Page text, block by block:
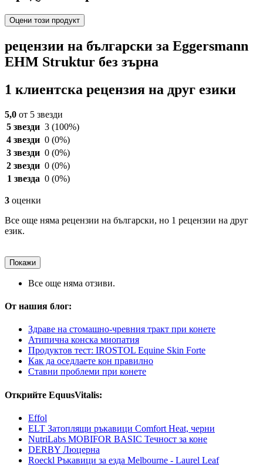
Оцени този продукт
рецензии на български за Eggersmann
EHM Struktur без зърна
1 клиентска рецензия на друг езики
5,0 от 5 звезди
5 звезди 3 (100%)
4 звезди 0 (0%)
3 звезди 0 (0%)
2 звезди 0 (0%)
1 звезда 0 (0%)
3 оценки
Все още няма рецензии на български, но 1 рецензии на друг
език.
Покажи
Все още няма отзиви.
От нашия блог:
Здраве на стомашно-чревния тракт при конете
Атипична конска миопатия
Продуктов тест: IROSTOL Equine Skin Forte
Как да оседлаете кон правилно
Ставни проблеми при конете
Открийте EquusVitalis:
Effol
ELT Затоплящи ръкавици Comfort Heat, черни
NutriLabs MOBIFOR BASIC Течност за коне
DERBY Люцерна
Roeckl Ръкавици за езда Melbourne - Laurel Leaf